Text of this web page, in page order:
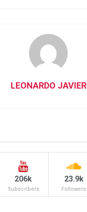
LEONARDO JAVIER
206k
Subscribers
23.9k
Followers